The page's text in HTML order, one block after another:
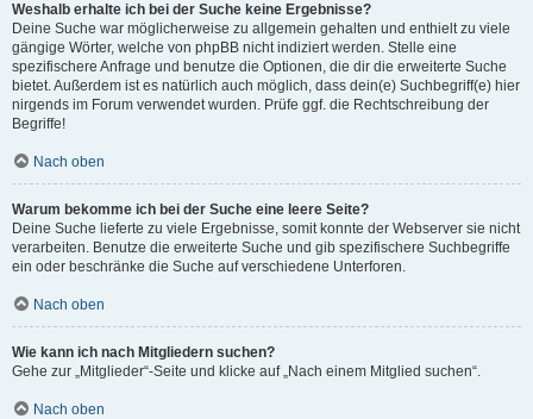
Weshalb erhalte ich bei der Suche keine Ergebnisse?
Deine Suche war möglicherweise zu allgemein gehalten und enthielt zu viele
gängige Wörter, welche von phpBB nicht indiziert werden. Stelle eine
spezifischere Anfrage und benutze die Optionen, die dir die erweiterte Suche
bietet. Außerdem ist es natürlich auch möglich, dass dein(e) Suchbegriff(e) hier
nirgends im Forum verwendet wurden. Prüfe ggf. die Rechtschreibung der
Begriffe!
Nach oben
Warum bekomme ich bei der Suche eine leere Seite?
Deine Suche lieferte zu viele Ergebnisse, somit konnte der Webserver sie nicht
verarbeiten. Benutze die erweiterte Suche und gib spezifischere Suchbegriffe
ein oder beschränke die Suche auf verschiedene Unterforen.
Nach oben
Wie kann ich nach Mitgliedern suchen?
Gehe zur „Mitglieder“-Seite und klicke auf „Nach einem Mitglied suchen“.
Nach oben